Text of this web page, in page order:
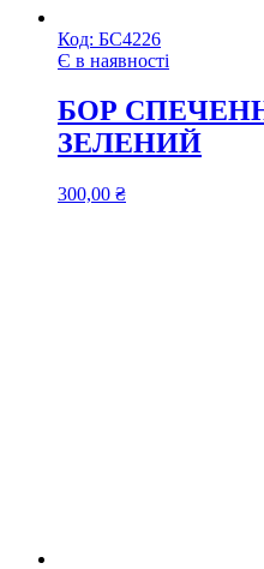
Код: БС4226
Є в наявності
БОР
ЗЕЛЕНИЙ
300,00 ₴